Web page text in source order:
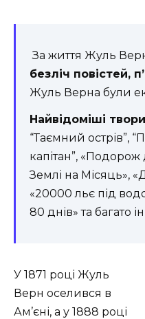
За життя Жуль
безліч повістей,
Жуль Верна були
Найвідоміші
“Таємний острів”,
капітан”, «Подорож
Землі на Місяць»,
«20000 льє під
80 днів» та багато
У 1871 році Жуль
Верн оселився в
Ам’єні, а у 1888 році